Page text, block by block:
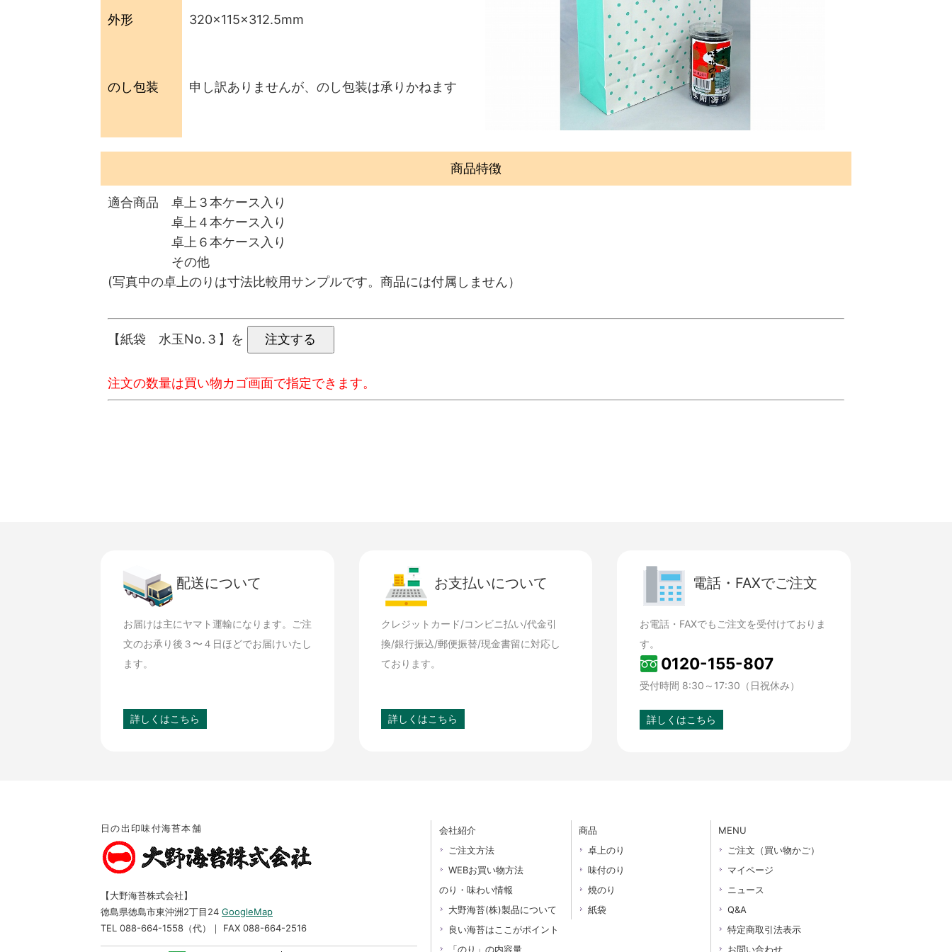
外形 320×115×312.5mm
のし包装 申し訳ありませんが、のし包装は承りかねます
商品特徴
適合商品 卓上３本ケース入り
卓上４本ケース入り
卓上６本ケース入り
その他
(写真中の卓上のりは寸法比較用サンプルです。商品には付属しません）
【紙袋 水玉No.３】を
注文の数量は買い物カゴ画面で指定できます。
配送について
お届けは主にヤマト運輸になります。ご注
文のお承り後３〜４日ほどでお届けいたし
ます。
詳しくはこちら
お支払いについて
クレジットカード/コンビニ払い/代金引
換/銀行振込/郵便振替/現金書留に対応し
ております。
詳しくはこちら
電話・FAXでご注文
お電話・FAXでもご注文を受付けておりま
す。
0120-155-807
受付時間 8:30～17:30（日祝休み）
詳しくはこちら
日の出印味付海苔本舗
【大野海苔株式会社】
徳島県徳島市東沖洲2丁目24 GoogleMap
TEL 088-664-1558（代）｜ FAX 088-664-2516
会社紹介
ご注文方法
WEBお買い物方法
のり・味わい情報
大野海苔(株)製品について
良い海苔はここがポイント
「のり」の内容量
商品
卓上のり
味付のり
焼のり
紙袋
MENU
ご注文（買い物かご）
マイページ
ニュース
Q&A
特定商取引法表示
お問い合わせ